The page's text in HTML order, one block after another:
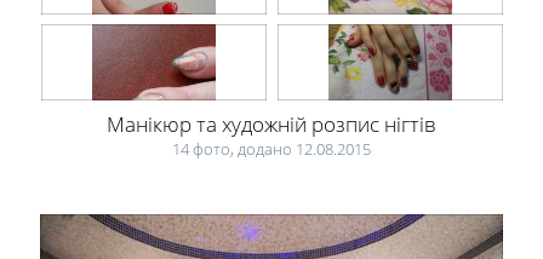
Манікюр та художній розпис нігтів
14 фото, додано 12.08.2015